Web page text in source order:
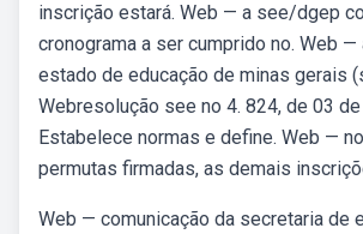
inscrição estará. Web — a see/dgep
cronograma a ser cumprido no. Web
estado de educação de minas gerais
Webresolução see no 4. 824, de 03
Estabelece normas e define. Web —
permutas firmadas, as demais
Web — comunicação da secretaria de